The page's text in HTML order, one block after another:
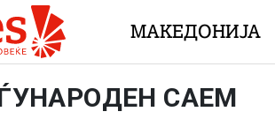
МАКЕДОНИЈА
САЕМ